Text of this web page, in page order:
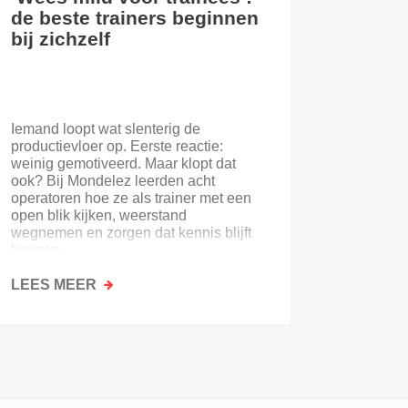
de beste trainers beginnen
bij zichzelf
Iemand loopt wat slenterig de
productievloer op. Eerste reactie:
weinig gemotiveerd. Maar klopt dat
ook? Bij Mondelez leerden acht
operatoren hoe ze als trainer met een
open blik kijken, weerstand
wegnemen en zorgen dat kennis blijft
hangen.
LEES MEER OVER